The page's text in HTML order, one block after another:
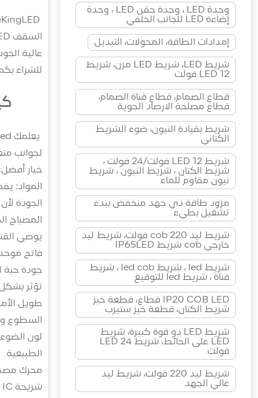
وحدة LED ، وحدة حقن LED ، وحدة
إضاءة LED للجانب الخلفي
إمدادات الطاقة، المحولات، التبديل
شريط LED، شريط LED مرن، شريط
LED 12 فولت
قطاع الصمام، قطاع قناة الصمام،
قطاع مصلحة الارصاد الجوية
شريط بقيادة النيون، ضوء الشريط
الكتاني
شريط LED 12 فولت/24 فولت ،
شريط الكتان ، شريط النيون ، شريط
نيون مقاوم للماء
مزود طاقة ذي جهد منخفض ببدء
تشغيل بطيء
شريط ليد cob 220 فولت، شريط ليد
خارجي cob شريط IP65LED
شريط led ، شريط led cob ، شريط
قناة ، شريط led للتوقيع
IP20 COB LED قطاع، قطعة خبز
شريط الكتان، قطعة خبز ستيرب
شريط LED ذو قوة كبيرة، شريط
LED على الحائط، شريط LED 24
فولت
شريط ليد 220 فولت، شريط ليد
عالي الجهد
عالية
للشراء
لجوانب
خيار أفضل:
المواد:
الجودة
المصباح
يوصي
فاتح
تؤثر بشكل
طويل
الطبيعية.
محرك